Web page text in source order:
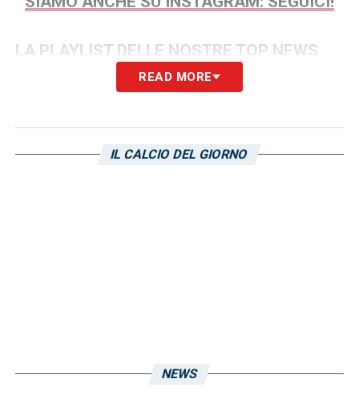
LA PLAYLIST DELLE NOSTRE TOP NEWS
READ MORE
IL CALCIO DEL GIORNO
NEWS